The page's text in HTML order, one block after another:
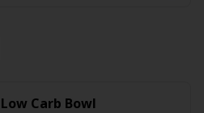
Low Carb Bowl